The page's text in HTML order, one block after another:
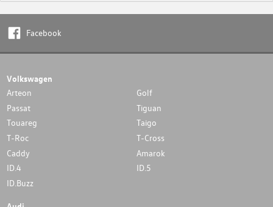
Facebook
Volkswagen
Arteon
Golf
Passat
Tiguan
Touareg
Taigo
T-Roc
T-Cross
Caddy
Amarok
ID.4
ID.5
ID.Buzz